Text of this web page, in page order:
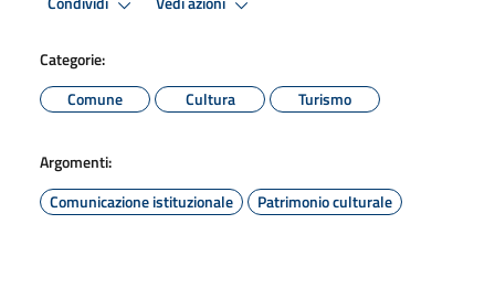
Categorie:
Comune
Cultura Turismo
Argomenti:
Comunicazione istituzionale
Patrimonio culturale